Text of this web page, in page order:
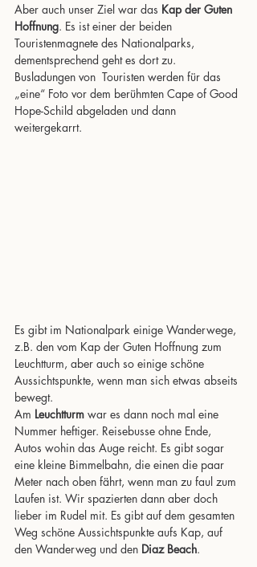
Aber auch unser Ziel war das Kap der Guten
Hoffnung. Es ist einer der beiden
Touristenmagnete des Nationalparks,
dementsprechend geht es dort zu.
Busladungen von  Touristen werden für das
„eine“ Foto vor dem berühmten Cape of Good
Hope-Schild abgeladen und dann
weitergekarrt.
Es gibt im Nationalpark einige Wanderwege,
z.B. den vom Kap der Guten Hoffnung zum
Leuchtturm, aber auch so einige schöne
Aussichtspunkte, wenn man sich etwas abseits
bewegt.
Am Leuchtturm war es dann noch mal eine
Nummer heftiger. Reisebusse ohne Ende,
Autos wohin das Auge reicht. Es gibt sogar
eine kleine Bimmelbahn, die einen die paar
Meter nach oben fährt, wenn man zu faul zum
Laufen ist. Wir spazierten dann aber doch
lieber im Rudel mit. Es gibt auf dem gesamten
Weg schöne Aussichtspunkte aufs Kap, auf
den Wanderweg und den Diaz Beach.